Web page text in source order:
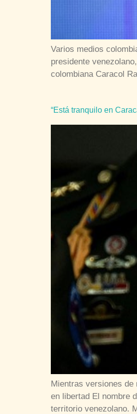
Varios medios
presidente
colombiana Caracol
“Está tranquilo en
Mientras versiones de
en libertad El nombre
territorio venezolano.